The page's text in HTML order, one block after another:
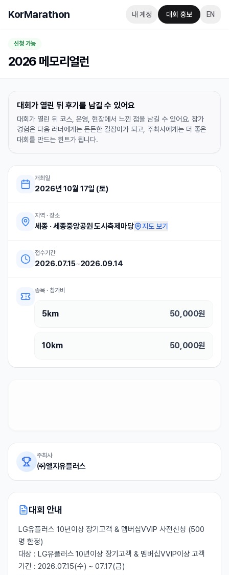
KorMarathon 내 계정 대회 홍보 EN
신청 가능
2026 메모리얼런
대회가 열린 뒤 후기를 남길 수 있어요
대회가 열린 뒤 코스, 운영, 현장에서 느낀 점을 남길 수 있어요. 참가
경험은 다음 러너에게는 든든한 길잡이가 되고, 주최사에게는 더 좋은
대회를 만드는 힌트가 됩니다.
개최일
2026년 10월 17일 (토)
지역 · 장소
세종· 세종중앙공원 도시축제마당 지도 보기
접수기간
2026.07.15~2026.09.14
종목 · 참가비
5km 50,000원
10km 50,000원
주최사
㈜엘지유플러스
대회 안내
LG유플러스 10년이상 장기고객 & 멤버십VVIP 사전신청 (500
명 한정)
대상 : LG유플러스 10년이상 장기고객 & 멤버십VVIP이상 고객
기간 : 2026.07.15(수) ~ 07.17(금)